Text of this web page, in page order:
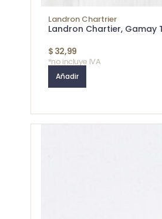
Landron Chartrier
Landron Chartier, Gamay
$ 32,99
*no incluye IVA
Añadir